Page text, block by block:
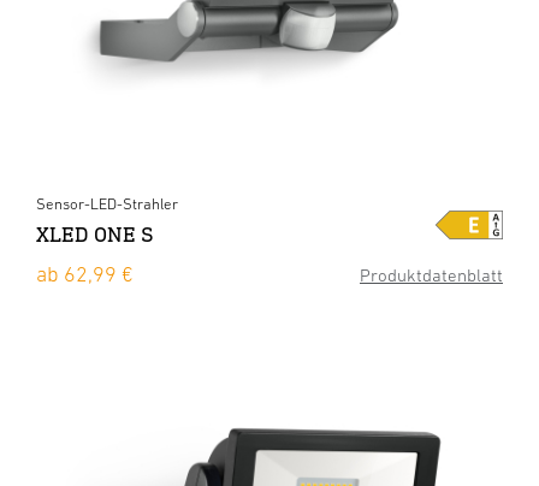
Produktdatenblatt
Sensor-LED-Strahler
XLED ONE S
ab 62,99 €